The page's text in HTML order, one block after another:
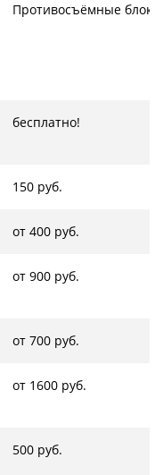
Противосъёмные
бесплатно!
150 руб.
от 400 руб.
от 900 руб.
от 700 руб.
от 1600 руб.
500 руб.